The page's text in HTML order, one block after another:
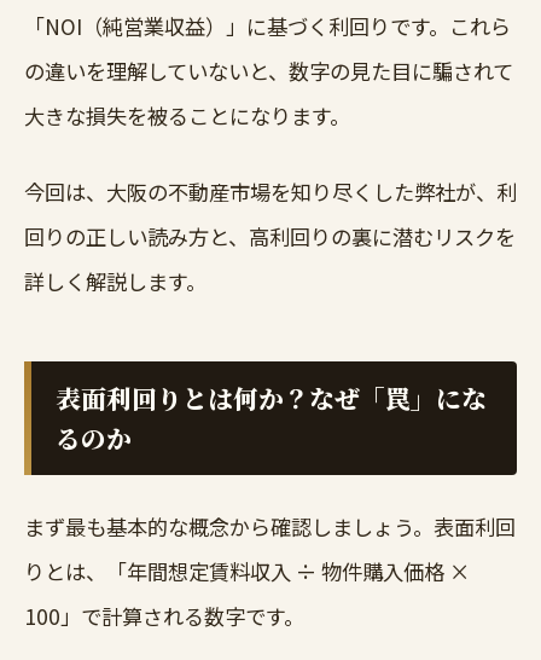
「NOI（純営業収益）」に基づく利回りです。これら
の違いを理解していないと、数字の見た目に騙されて
大きな損失を被ることになります。
今回は、大阪の不動産市場を知り尽くした弊社が、利
回りの正しい読み方と、高利回りの裏に潜むリスクを
詳しく解説します。
表面利回りとは何か？なぜ「罠」にな
るのか
まず最も基本的な概念から確認しましょう。表面利回
りとは、「年間想定賃料収入 ÷ 物件購入価格 ×
100」で計算される数字です。